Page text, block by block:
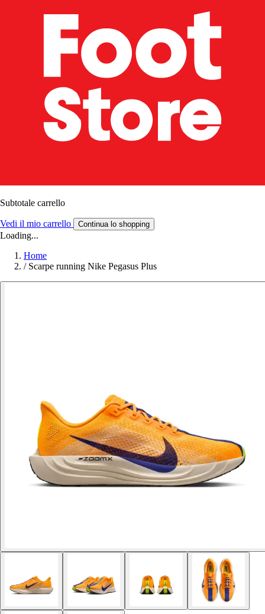
Subtotale carrello
Vedi il mio carrello Continua lo shopping
Loading...
Home
/ Scarpe running Nike Pegasus Plus